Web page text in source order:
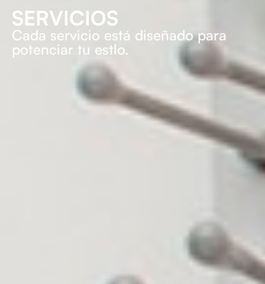
SERVICIOS
Cada servicio está diseñado para
potenciar tu estlo.